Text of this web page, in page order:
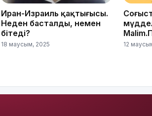
Иран-Израиль қақтығысы.
Неден басталды, немен
бітеді?
18 маусым, 2025 12